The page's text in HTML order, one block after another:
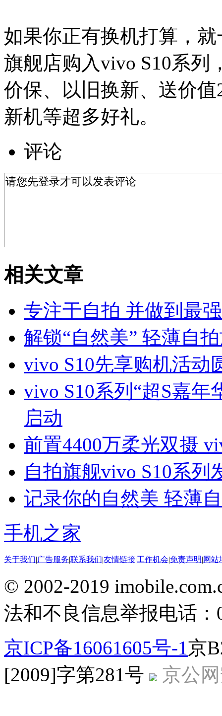
如果你正有换机打算，
旗舰店购入vivo S10系列
价保、以旧换新、送价
新机等超多好礼。
评论
相关文章
专注于自拍 并做到最
解锁“自然美” 轻薄自
vivo S10先享购机活动
vivo S10系列“超S嘉年
启动
前置4400万柔光双摄
自拍旗舰vivo S10系列
记录你的自然美 轻薄
手机之家
关于我们|广告服务|联系我们|友情链接|工作机会|免责声明|网站
© 2002-2019
法和不良信息举报电话：
京ICP备16061605号-1京
[2009]字第281号
京公